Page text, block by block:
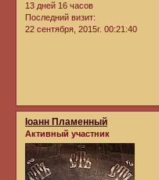
13 дней 16 часов
Последний визит:
22 сентября, 2015г. 00:21:40
Iоанн Пламенный
Активный участник